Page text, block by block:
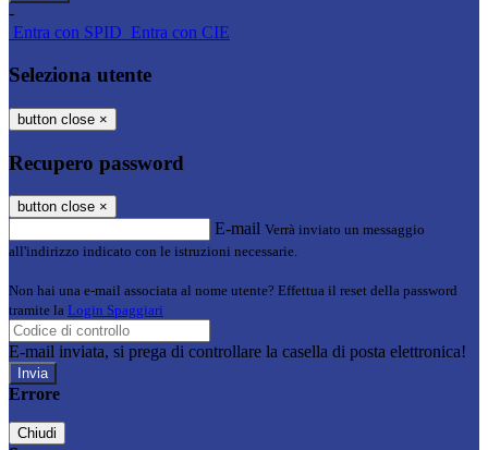
-
Entra con SPID Entra con CIE
Seleziona utente
button close ×
Recupero password
button close ×
E-mail Verrà inviato un messaggio
all'indirizzo indicato con le istruzioni necessarie.
Non hai una e-mail associata al nome utente? Effettua il reset della password
tramite la Login Spaggiari
E-mail inviata, si prega di controllare la casella di posta elettronica!
Errore
Chiudi